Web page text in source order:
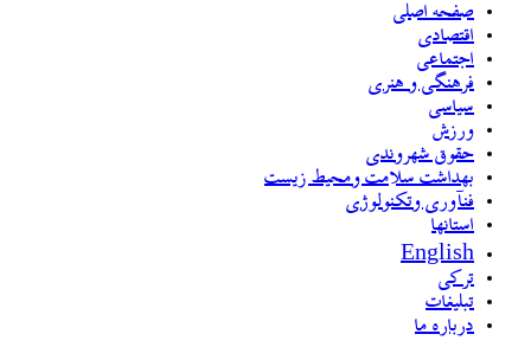
صفحه اصلی
اقتصادی
اجتماعی
فرهنگی و هنری
سیاسی
ورزش
حقوق شهروندی
بهداشت سلامت ومحیط زیست
فنآوری وتکنولوژی
استانها
English
ترکی
تبلیغات
درباره ما